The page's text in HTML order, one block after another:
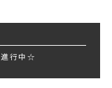
進行中☆